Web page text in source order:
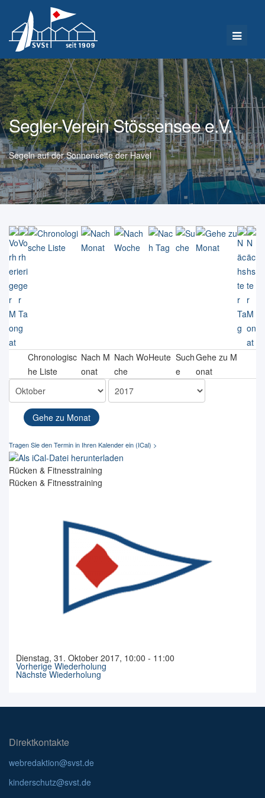
Segler-Verein Stössensee e.V.
Segeln auf der Sonnenseite der Havel
Chronologisc
he Liste
Nach M
onat
Nach Wo
che
Heute Such
e
Gehe zu M
onat
Gehe zu Monat
Rücken & Fitnesstraining
Rücken & Fitnesstraining
Dienstag, 31. Oktober 2017, 10:00 - 11:00
Vorherige Wiederholung
Nächste Wiederholung
Direktkontakte
webredaktion@svst.de
kinderschutz@svst.de